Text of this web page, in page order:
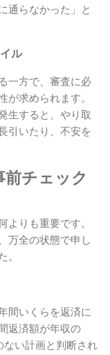
通らなかった」と
ル
一方で、審査に必
が求められます。
生すると、やり取
引いたり、不安を
チェック
よりも重要です。
万全の状態で申し
。
間いくらを返済に
返済額が年収の
ない計画と判断され